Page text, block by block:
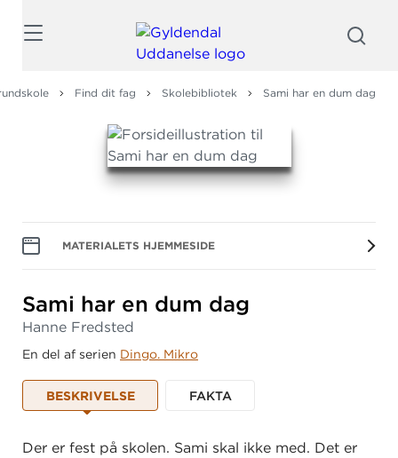
Find dit fag Skolebibliotek Sami har en dum dag
MATERIALETS HJEMMESIDE
Sami har en dum dag
Hanne Fredsted
En del af serien Dingo. Mikro
BESKRIVELSE FAKTA
Der er fest på skolen. Sami skal ikke med. Det er